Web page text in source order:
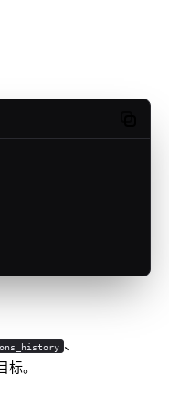
、
。